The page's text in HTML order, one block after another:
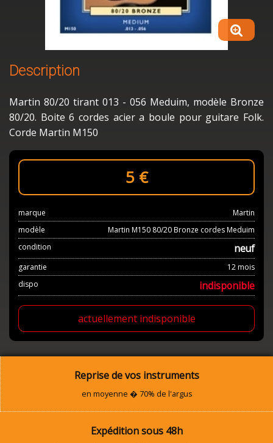
Description
Martin 80/20 tirant 013 - 056 Meduim, modèle Bronze
80/20. Boite 6 cordes acier a boule pour guitare Folk.
Corde Martin M150
5 €
marque
Martin
modèle
Martin M150 80/20 Bronze cordes Meduim
condition
neuf
garantie
12 mois
dispo
indisponible
actuellement indisponible
Reprise de vos instruments
en moyenne � 70% de l'argus
Expédition sous 48h